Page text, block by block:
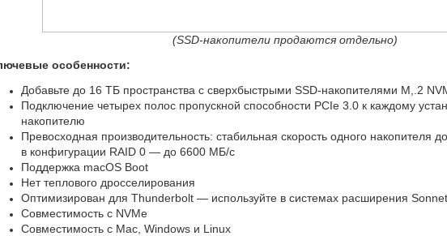
(SSD-накопители продаются отдельно)
особенности:
Добавьте до 16 ТБ пространства с сверхбыстрымиSSD-накопителями M,.2
Подключение четырех полос пропускной способности PCIe 3.0 к каждому
накопителю
Превосходная производительность: стабильная скорость одного накопителя
в конфигурации RAID 0 — до 6600 МБ/с
Поддержка macOS Boot
Нет теплового дросселирования
Оптимизирован для Thunderbolt — используйте в системах расширения
Совместимость с NVMe
Совместимость с Mac Windows и Linux